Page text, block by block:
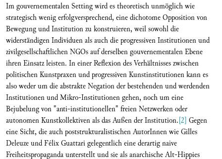
Im gouvernementalen Setting wird es theoretisch unmöglich wie
strategisch wenig erfolgversprechend, eine dichotome Opposition von
Bewegung und Institution zu konstruieren, weil sowohl die
widerständigen Individuen als auch die progressiven Institutionen und
zivilgesellschaftlichen NGOs auf derselben gouvernementalen Ebene
ihren Einsatz leisten. In einer Reflexion des Verhältnisses zwischen
politischen Kunstpraxen und progressiven Kunstinstitutionen kann es
also weder um die abstrakte Negation der bestehenden und werdenden
Institutionen und Mikro-Institutionen gehen, noch um eine
Bejubelung von "anti-institutionellen" freien Netzwerken oder
autonomen Kunstkollektiven als das Außen der Institution.[2] Gegen
eine Sicht, die auch poststrukturalistischen AutorInnen wie Gilles
Deleuze und Félix Guattari gelegentlich eine derartig naive
Freiheitspropaganda unterstellt und sie als anarchische Alt-Hippies